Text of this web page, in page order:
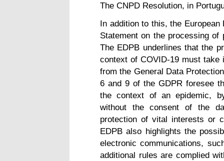
The CNPD Resolution, in
In addition to this, the
Statement on the processing
The EDPB underlines that the
context of COVID-19 must take
from the General Data
6 and 9 of the GDPR foresee
the context of an epidemic,
without the consent of the
protection of vital interests or
EDPB also highlights the
electronic communications,
additional rules are complied